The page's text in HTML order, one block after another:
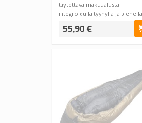
täytettävä makuualusta
integroidulla tyynyllä ja pienellä
55,90 €